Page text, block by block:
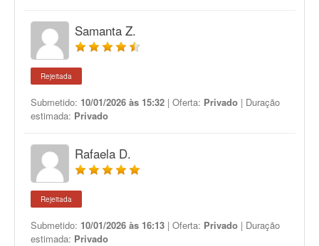
Samanta Z.
Rejeitada
Submetido: 10/01/2026 às 15:32 | Oferta: Privado | Duração
estimada: Privado
Rafaela D.
Rejeitada
Submetido: 10/01/2026 às 16:13 | Oferta: Privado | Duração
estimada: Privado